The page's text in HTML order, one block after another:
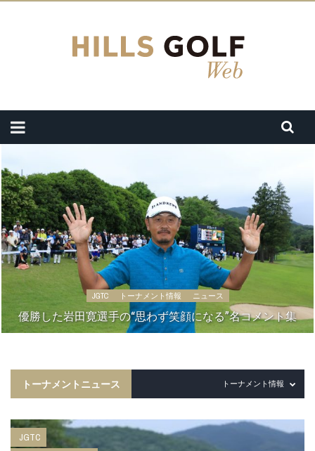
JGTC トーナメント情報 ニュース
優勝した岩田寛選手の“思わず笑顔になる”名コメント集
トーナメントニュース トーナメント情報
JGTC